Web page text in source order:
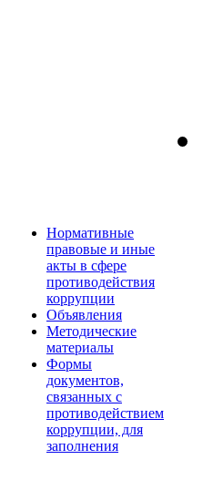
Нормативные
правовые и иные
акты в сфере
противодействия
коррупции
Объявления
Методические
материалы
Формы
документов,
связанных с
противодействием
коррупции, для
заполнения